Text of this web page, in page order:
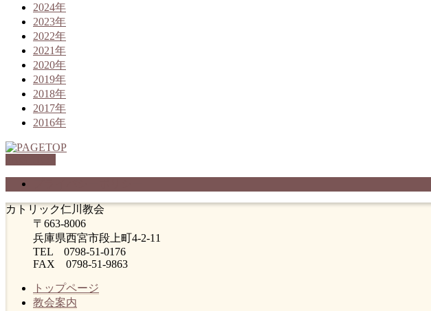
2024年
2023年
2022年
2021年
2020年
2019年
2018年
2017年
2016年
カトリック仁川教会
〒663-8006
兵庫県西宮市段上町4-2-11
TEL 0798-51-0176
FAX 0798-51-9863
トップページ
教会案内